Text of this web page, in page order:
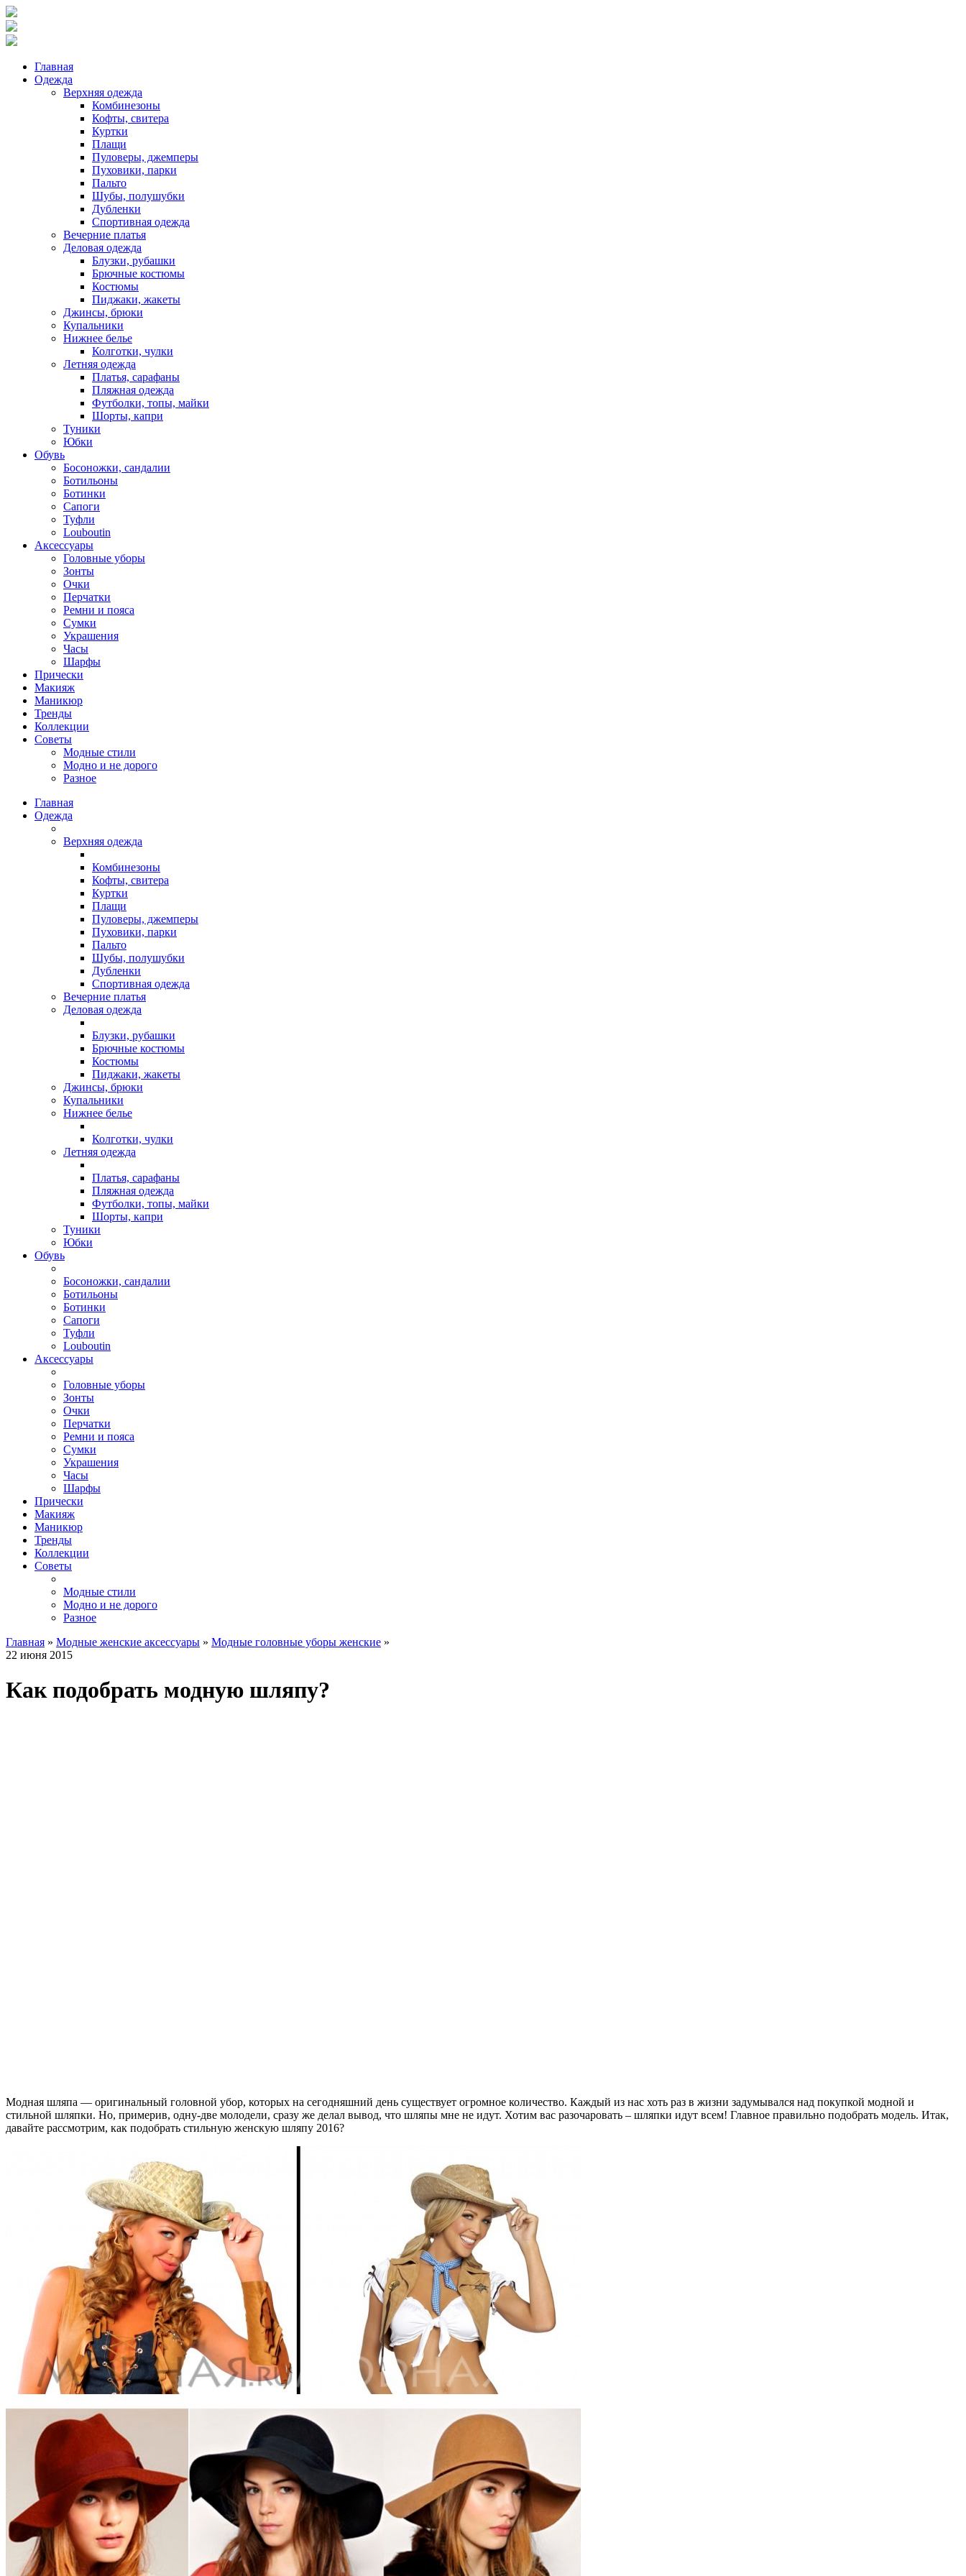
Главная
Одежда
Верхняя одежда
Комбинезоны
Кофты, свитера
Куртки
Плащи
Пуловеры, джемперы
Пуховики, парки
Пальто
Шубы, полушубки
Дубленки
Спортивная одежда
Вечерние платья
Деловая одежда
Блузки, рубашки
Брючные костюмы
Костюмы
Пиджаки, жакеты
Джинсы, брюки
Купальники
Нижнее белье
Колготки, чулки
Летняя одежда
Платья, сарафаны
Пляжная одежда
Футболки, топы, майки
Шорты, капри
Туники
Юбки
Обувь
Босоножки, сандалии
Ботильоны
Ботинки
Сапоги
Туфли
Louboutin
Аксессуары
Головные уборы
Зонты
Очки
Перчатки
Ремни и пояса
Сумки
Украшения
Часы
Шарфы
Прически
Макияж
Маникюр
Тренды
Коллекции
Советы
Модные стили
Модно и не дорого
Разное
Главная
Одежда
Верхняя одежда
Комбинезоны
Кофты, свитера
Куртки
Плащи
Пуловеры, джемперы
Пуховики, парки
Пальто
Шубы, полушубки
Дубленки
Спортивная одежда
Вечерние платья
Деловая одежда
Блузки, рубашки
Брючные костюмы
Костюмы
Пиджаки, жакеты
Джинсы, брюки
Купальники
Нижнее белье
Колготки, чулки
Летняя одежда
Платья, сарафаны
Пляжная одежда
Футболки, топы, майки
Шорты, капри
Туники
Юбки
Обувь
Босоножки, сандалии
Ботильоны
Ботинки
Сапоги
Туфли
Louboutin
Аксессуары
Головные уборы
Зонты
Очки
Перчатки
Ремни и пояса
Сумки
Украшения
Часы
Шарфы
Прически
Макияж
Маникюр
Тренды
Коллекции
Советы
Модные стили
Модно и не дорого
Разное
Главная » Модные женские аксессуары » Модные головные уборы женские »
22 июня 2015
Как подобрать модную шляпу?
Модная шляпа — оригинальный головной убор, которых на сегодняшний день существует огромное количество. Каждый из нас хоть раз в жизни задумывался над покупкой модной и
стильной шляпки. Но, примерив, одну-две молодели, сразу же делал вывод, что шляпы мне не идут. Хотим вас разочаровать – шляпки идут всем! Главное правильно подобрать модель. Итак,
давайте рассмотрим, как подобрать стильную женскую шляпу 2016?